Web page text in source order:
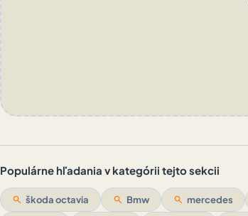
Populárne hľadania v kategórii tejto sekcii
search škoda octavia search Bmw search mercedes